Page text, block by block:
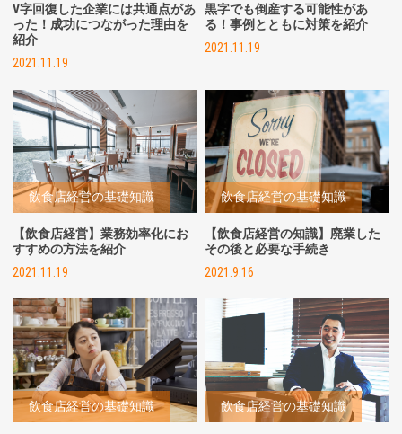
V字回復した企業には共通点があ
った！成功につながった理由を
紹介
2021.11.19
黒字でも倒産する可能性があ
る！事例とともに対策を紹介
2021.11.19
飲食店経営の基礎知識
【飲食店経営】業務効率化にお
すすめの方法を紹介
2021.11.19
飲食店経営の基礎知識
【飲食店経営の知識】廃業した
その後と必要な手続き
2021.9.16
飲食店経営の基礎知識 飲食店経営の基礎知識